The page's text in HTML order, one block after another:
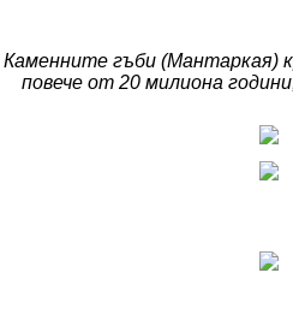
Каменните гъби (Мантаркая)
повече от 20 милиона